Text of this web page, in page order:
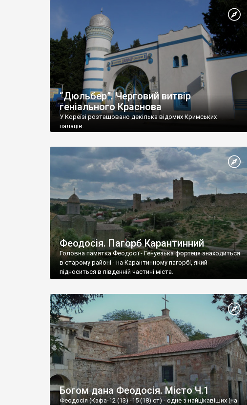
“Дюльбер”. Черговий витвір
геніального Краснова
У Кореїзі розташовано декілька відомих Кримських
палаців.
Феодосія. Пагорб Карантинний
Головна памятка Феодосії - Генуезька фортеця знаходиться
в старому районі - на Карантинному пагорбі, який
підноситься в південній частині міста.
Богом дана Феодосія. Місто Ч.1
Феодосія (Кафа-12 (13) -15 (18) ст) - одне з найцікавіших (на